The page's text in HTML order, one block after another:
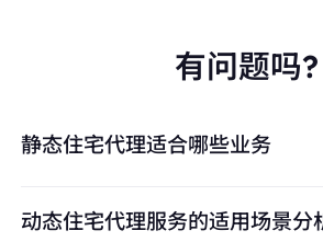
有问题吗?
静态住宅代理适合哪些业务
动态住宅代理服务的适用场景分